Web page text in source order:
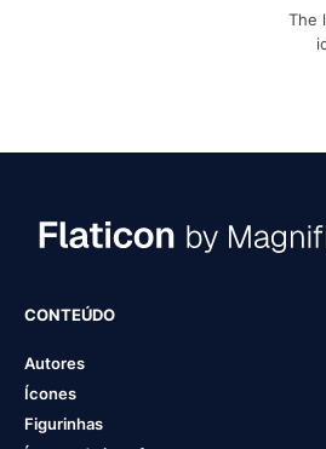
The
CONTEÚDO
Autores
Ícones
Figurinhas